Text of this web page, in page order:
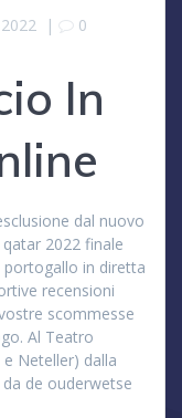
| 0
In
dal nuovo
2022 finale
in diretta
recensioni
scommesse
Al Teatro
Neteller) dalla
de ouderwetse